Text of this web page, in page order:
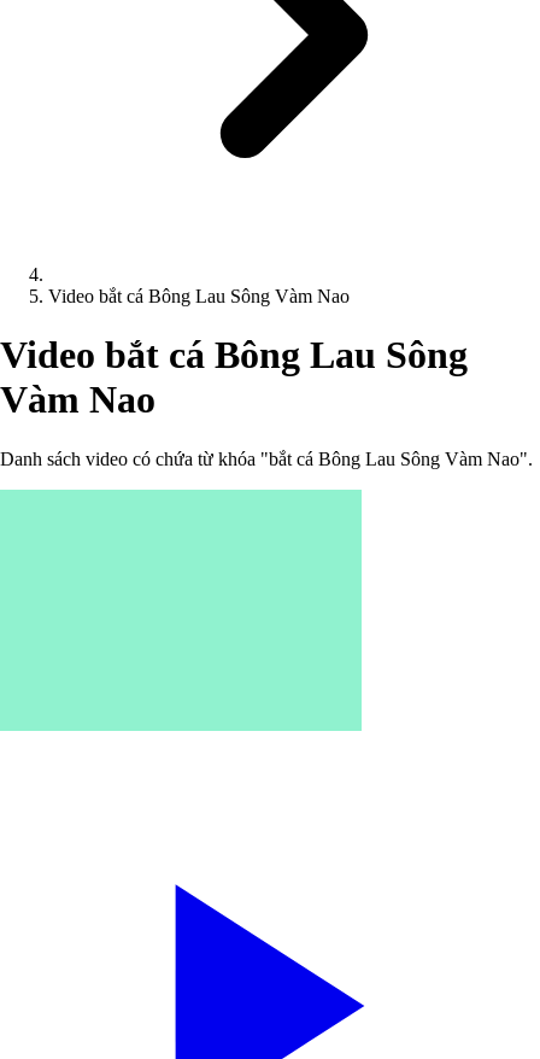
Video bắt cá Bông Lau Sông Vàm Nao
Video bắt cá Bông Lau Sông
Vàm Nao
Danh sách video có chứa từ khóa "bắt cá Bông Lau Sông Vàm Nao".